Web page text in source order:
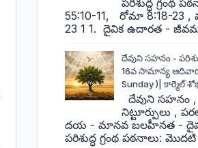
పరిశుద్ధ
55:10-11, రోమా 8:18-23 ,
23 1 1. దైవిక ఉదారత -
దేవుని సహనం -
16వ సామాన్య
Sunday )| కార్మెల్
దేవుని సహనం ,
నిట్టూర్పులు ,
దయ - మానవ బలహీనత -
పరిశుద్ధ గ్రంథ పఠనాలు: